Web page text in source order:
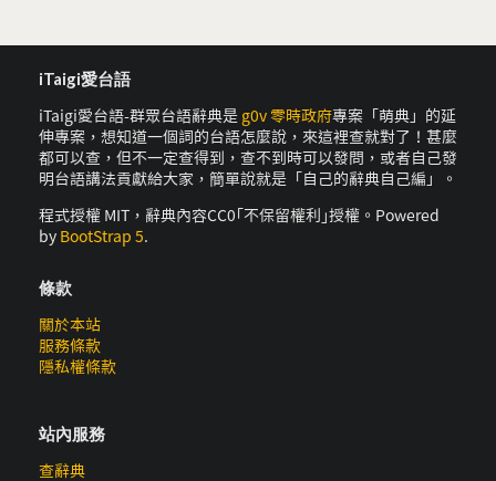
iTaigi愛台語
iTaigi愛台語-群眾台語辭典是 g0v 零時政府專案「萌典」的延
伸專案，想知道一個詞的台語怎麼說，來這裡查就對了！甚麼
都可以查，但不一定查得到，查不到時可以發問，或者自己發
明台語講法貢獻給大家，簡單說就是「自己的辭典自己編」。
程式授權 MIT，辭典內容CC0｢不保留權利｣授權。Powered
by BootStrap 5.
條款
關於本站
服務條款
隱私權條款
站內服務
查辭典